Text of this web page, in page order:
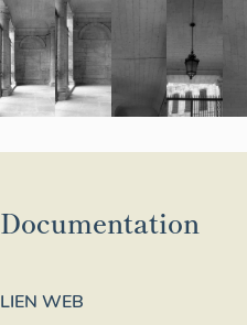
Documentation
LIEN WEB